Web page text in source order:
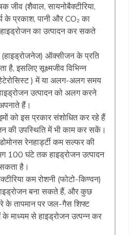
जीव (शैवाल, सायनोबैक्टीरिया,
के प्रकाश, पानी और CO₂का
का उत्पादन कर सकते
(हाइड्रोजनेज) ऑक्सीजन के प्रति
है, इसलिए सूक्ष्मजीव विभिन्न
) में या अलग-अलग समय
उत्पादन को अलग करने
हैं।
को इस प्रकार संशोधित कर रहे हैं
की उपस्थिति में भी काम कर सकें।
रेनहार्ड्टी कम सल्फर की
100 घंटे तक हाइड्रोजन उत्पादन
है।
कम रोशनी (फोटो-किण्वन)
बना सकते हैं, और कुछ
के तापमान पर जल-गैस शिफ्ट
के माध्यम से हाइड्रोजन उत्पन्न कर